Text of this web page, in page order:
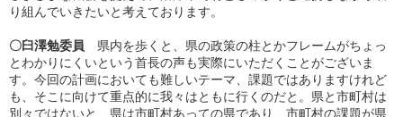
り組んでいきたいと考えております。
〇臼澤勉委員 県内を歩くと、県の政策の柱とかフレームがちょっ
とわかりにくいという首長の声も実際にいただくことがございま
す。今回の計画においても難しいテーマ、課題ではありますけれど
も、そこに向けて重点的に我々はともに行くのだと。県と市町村は
別々ではないと、県は市町村あっての県であり、市町村の課題が県